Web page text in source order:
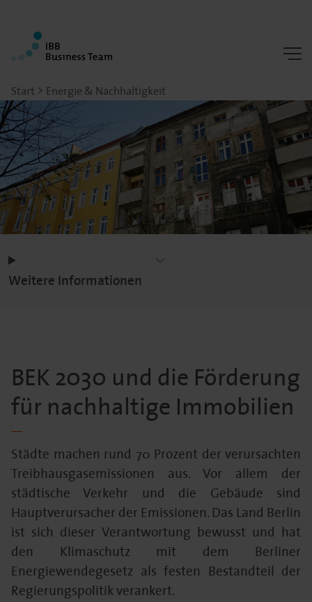
Start Energie & Nachhaltigkeit
Weitere Informationen
BEK 2030 und die Förderung
für nachhaltige Immobilien
Städte machen rund 70 Prozent der verursachten
Treibhausgasemissionen aus. Vor allem der
städtische Verkehr und die Gebäude sind
Hauptverursacher der Emissionen. Das Land Berlin
ist sich dieser Verantwortung bewusst und hat
den Klimaschutz mit dem Berliner
Energiewendegesetz als festen Bestandteil der
Regierungspolitik verankert.